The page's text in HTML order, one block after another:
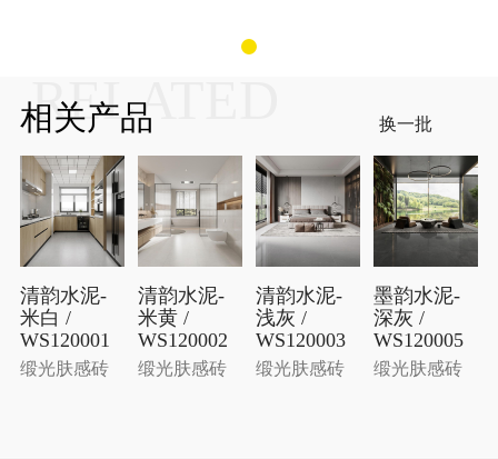
相关产品
RELATED 换一批
清韵水泥-
米白 /
WS120001
缎光肤感砖
清韵水泥-
米黄 /
WS120002
缎光肤感砖
清韵水泥-
浅灰 /
WS120003
缎光肤感砖
墨韵水泥-
深灰 /
WS120005
缎光肤感砖